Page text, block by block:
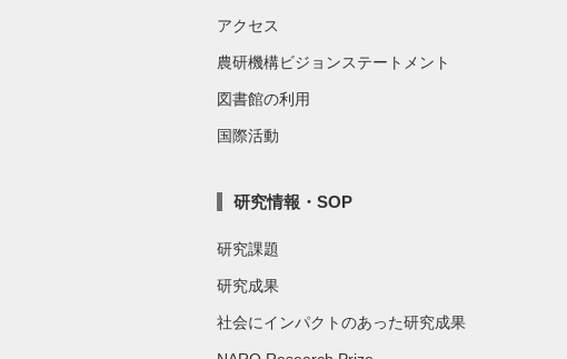
アクセス
農研機構ビジョンステートメント
図書館の利用
国際活動
研究情報・SOP
研究課題
研究成果
社会にインパクトのあった研究成果